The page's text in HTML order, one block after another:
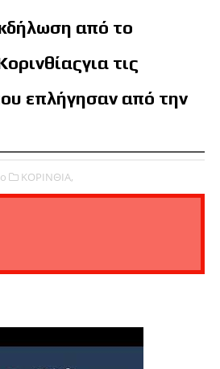
από το
τις
επλήγησαν από την
ΚΟΡΙΝΘΙΑ,